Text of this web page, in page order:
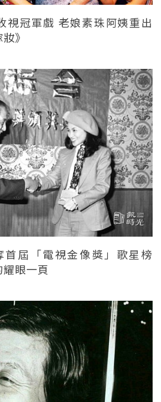
視冠軍戲 老娘素珠阿姨重出
》
首屆「電視金像獎」歌星榜
眼一頁